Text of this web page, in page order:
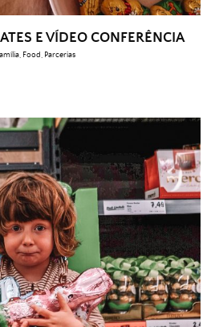
E VÍDEO CONFERÊNCIA
Food Parcerias